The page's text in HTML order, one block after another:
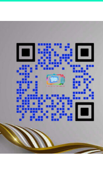
independiente, con visión joven.